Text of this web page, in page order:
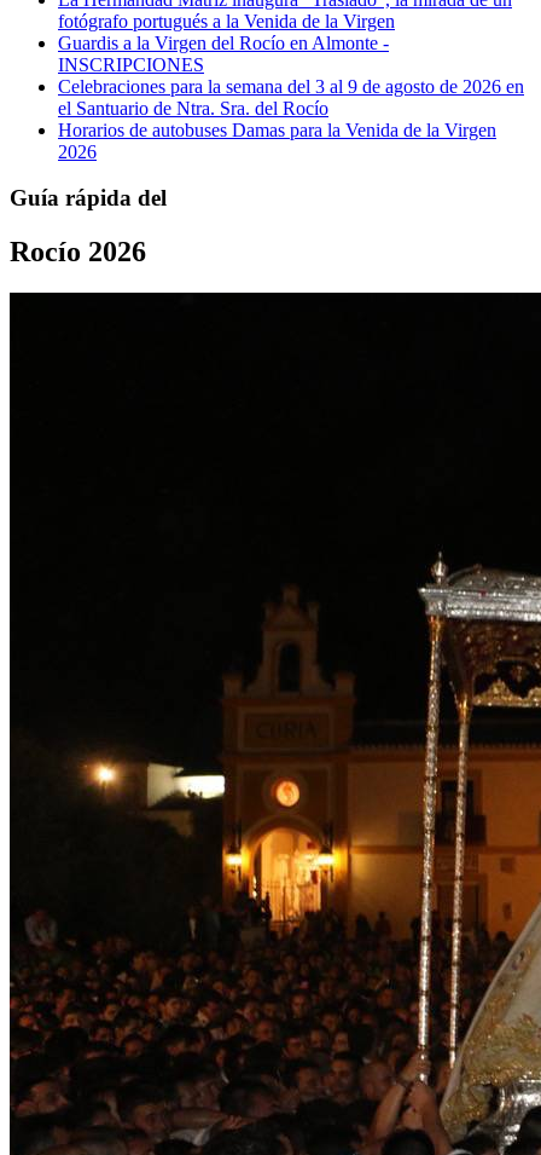
fotógrafo portugués a la Venida de la Virgen
Guardis a la Virgen del Rocío en Almonte -
INSCRIPCIONES
Celebraciones para la semana del 3 al 9 de agosto de 2026 en
el Santuario de Ntra. Sra. del Rocío
Horarios de autobuses Damas para la Venida de la Virgen
2026
Guía rápida del
Rocío 2026